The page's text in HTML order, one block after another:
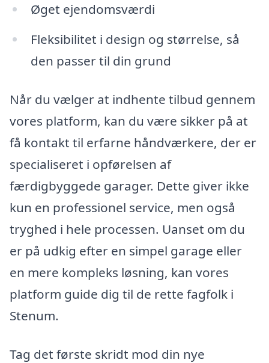
Øget ejendomsværdi
Fleksibilitet i design og størrelse, så
den passer til din grund
Når du vælger at indhente tilbud gennem
vores platform, kan du være sikker på at
få kontakt til erfarne håndværkere, der er
specialiseret i opførelsen af
færdigbyggede garager. Dette giver ikke
kun en professionel service, men også
tryghed i hele processen. Uanset om du
er på udkig efter en simpel garage eller
en mere kompleks løsning, kan vores
platform guide dig til de rette fagfolk i
Stenum.
Tag det første skridt mod din nye